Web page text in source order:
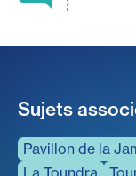
Sujets
Pavillon de la
La Toundra